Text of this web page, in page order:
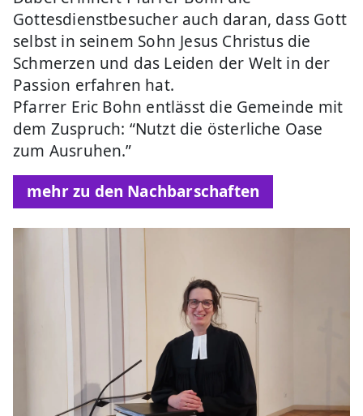
Gottesdienstbesucher auch daran, dass Gott
selbst in seinem Sohn Jesus Christus die
Schmerzen und das Leiden der Welt in der
Passion erfahren hat.
Pfarrer Eric Bohn entlässt die Gemeinde mit
dem Zuspruch: “Nutzt die österliche Oase
zum Ausruhen.”
mehr zu den Nachbarschaften